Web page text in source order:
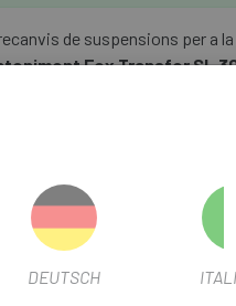
de suspensions per a
Fox Transfer SL
DEUTSCH